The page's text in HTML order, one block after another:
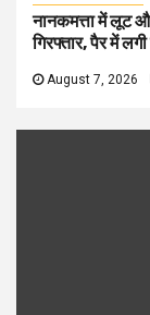
नानकमत्ता में लूट
गिरफ्तार, पैर में लगी
August 7, 2026